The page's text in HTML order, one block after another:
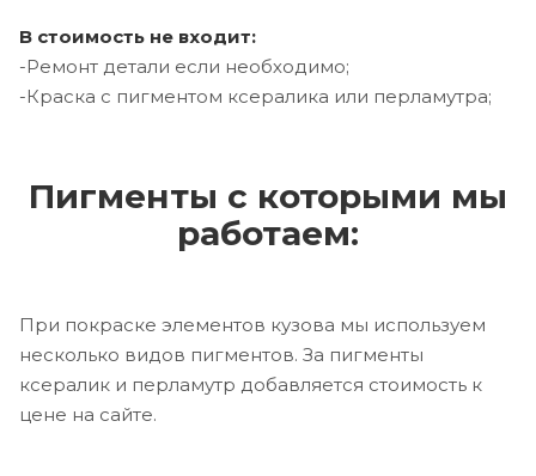
В стоимость не входит:
-Ремонт детали если необходимо;
-Краска с пигментом ксералика или перламутра;
Пигменты с которыми мы
работаем:
При покраске элементов кузова мы используем
несколько видов пигментов. За пигменты
ксералик и перламутр добавляется стоимость к
цене на сайте.